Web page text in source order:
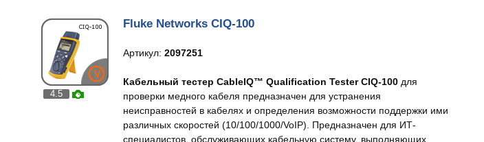
4.5
Fluke Networks CIQ-100
Артикул: 2097251
Кабельный тестер CableIQ™ Qualification Tester CIQ-100для
проверки медного кабеля предназначен для устранения
неисправностей в кабелях и определения возможности поддержки ими
различных скоростей (10/100/1000/VoIP). Предназначен для ИТ-
специалистов, обслуживающих кабельную систему, выполняющих